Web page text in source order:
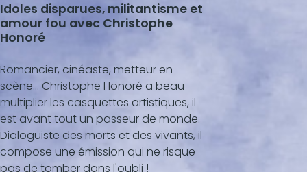
Idoles disparues, militantisme et
amour fou avec Christophe
Honoré
Romancier, cinéaste, metteur en
scène... Christophe Honoré a beau
multiplier les casquettes artistiques, il
est avant tout un passeur de monde.
Dialoguiste des morts et des vivants, il
compose une émission qui ne risque
pas de tomber dans l'oubli !